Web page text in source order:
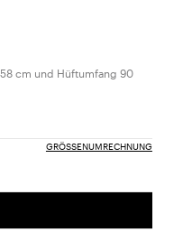
cm und Hüftumfang 90
GRÖSSENUMRECHNUNG